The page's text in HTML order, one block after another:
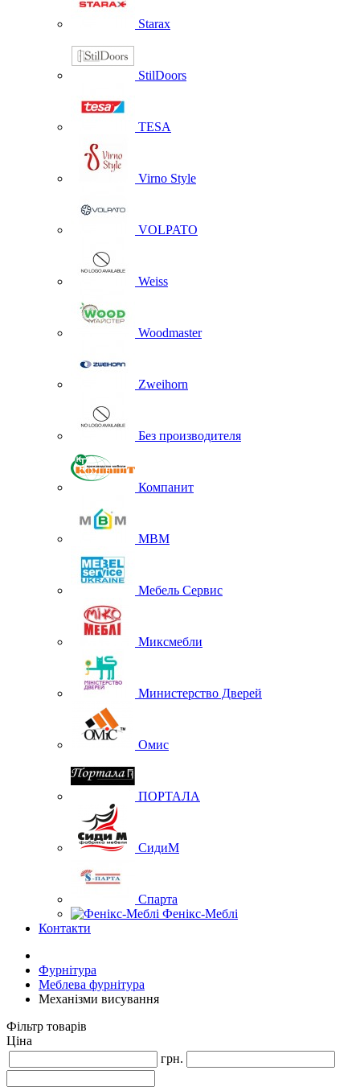
Starax
StilDoors
TESA
Virno Style
VOLPATO
Weiss
Woodmaster
Zweihorn
Без производителя
Компанит
МВМ
Мебель Сервис
Миксмебли
Министерство Дверей
Омис
ПОРТАЛА
СидиМ
Спарта
Фенікс-Меблі
Контакти
Фурнітура
Меблева фурнітура
Механізми висування
Фільтр товарів
Ціна
грн.